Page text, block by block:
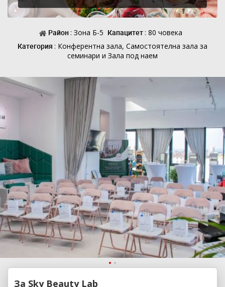
Район : Зона Б-5 Капацитет : 80 човека
Категория : Конферентна зала, Самостоятелна зала за
семинари и Зала под наем
За Sky Beauty Lab